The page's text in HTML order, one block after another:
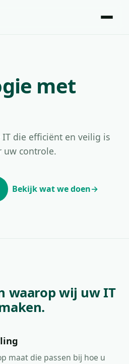
met
IT die efficiënt en veilig is
controle.
Bekijk wat we doen
waarop wij uw IT
maat die passen bij hoe u